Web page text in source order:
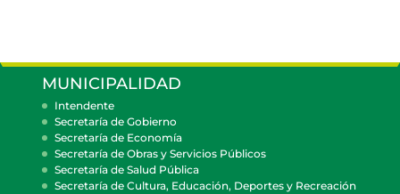
MUNICIPALIDAD
Intendente
Secretaría de Gobierno
Secretaría de Economía
Secretaría de Obras y Servicios Públicos
Secretaría de Salud Pública
Secretaría de Cultura, Educación, Deportes y Recreación